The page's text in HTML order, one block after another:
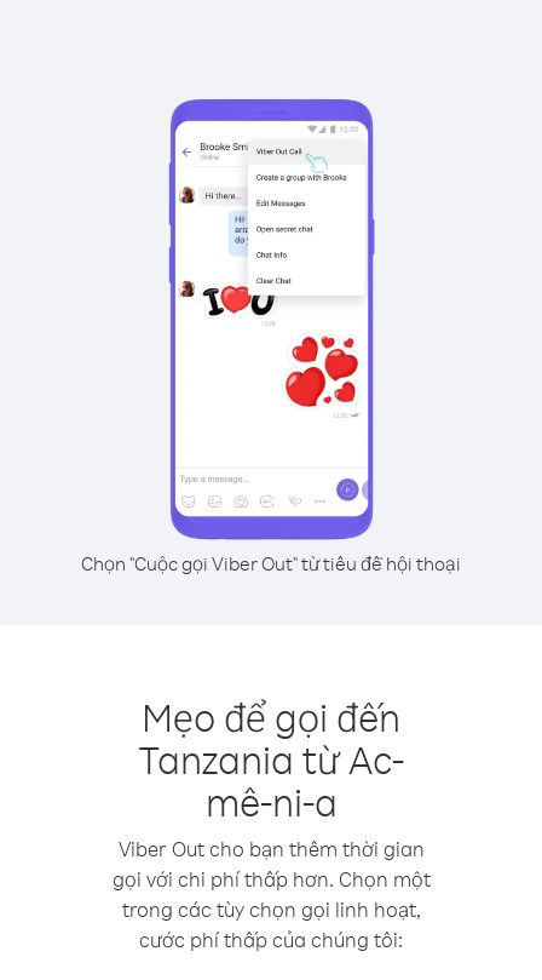
Chọn "Cuộc gọi Viber Out" từ tiêu đề hội thoại
Mẹo để gọi đến
Tanzania từ Ac-
mê-ni-a
Viber Out cho bạn thêm thời gian
gọi với chi phí thấp hơn. Chọn một
trong các tùy chọn gọi linh hoạt,
cước phí thấp của chúng tôi: